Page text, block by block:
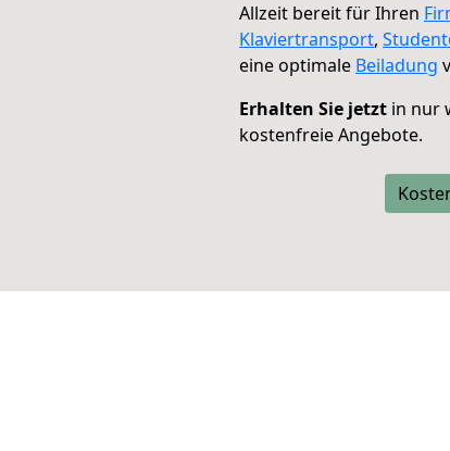
Allzeit bereit für Ihren
Klaviertransport,
eine optimale Beiladung
Erhalten Sie jetzt in nur
kostenfreie Angebote.